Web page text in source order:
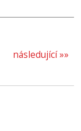
následující »»